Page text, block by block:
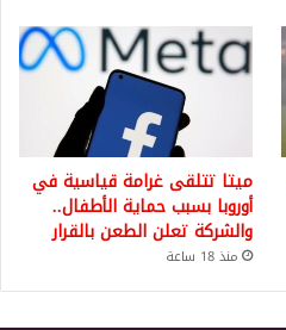
ميتا تتلقى غرامة قياسية في
أوروبا بسبب حماية الأطفال..
والشركة تعلن الطعن بالقرار
منذ 18 ساعة